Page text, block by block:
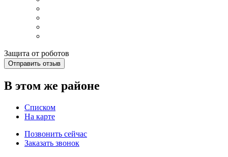
Защита от роботов
Отправить отзыв
В этом же районе
Списком
На карте
Позвонить сейчас
Заказать звонок